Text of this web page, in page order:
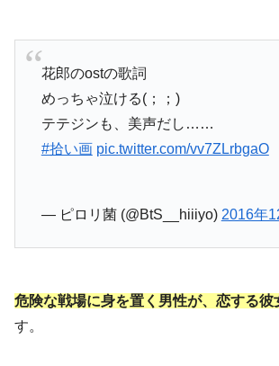
花郎のostの歌詞
めっちゃ泣ける(；；)
テテジンも、美声だし……
#拾い画 pic.twitter.com/vv7ZLrbgaO
— ピロリ菌 (@BtS__hiiiyo) 2016年
危険な戦場に身を置く男性が、恋する彼
す。